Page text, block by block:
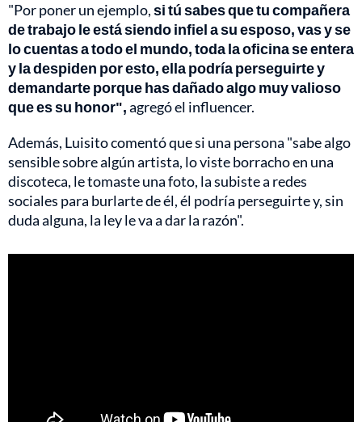
"Por poner un ejemplo,si tú sabes que tu compañera
de trabajo le está siendo infiel a su esposo, vas y se
lo cuentas a todo el mundo, toda la oficina se entera
y la despiden por esto, ella podría perseguirte y
demandarte porque has dañado algo muy valioso
que es su honor",agregó el influencer.
Además, Luisito comentó que si una persona "sabe algo
sensible sobre algún artista, lo viste borracho en una
discoteca, le tomaste una foto, la subiste a redes
sociales para burlarte de él, él podría perseguirte y, sin
duda alguna, la ley le va a dar la razón".